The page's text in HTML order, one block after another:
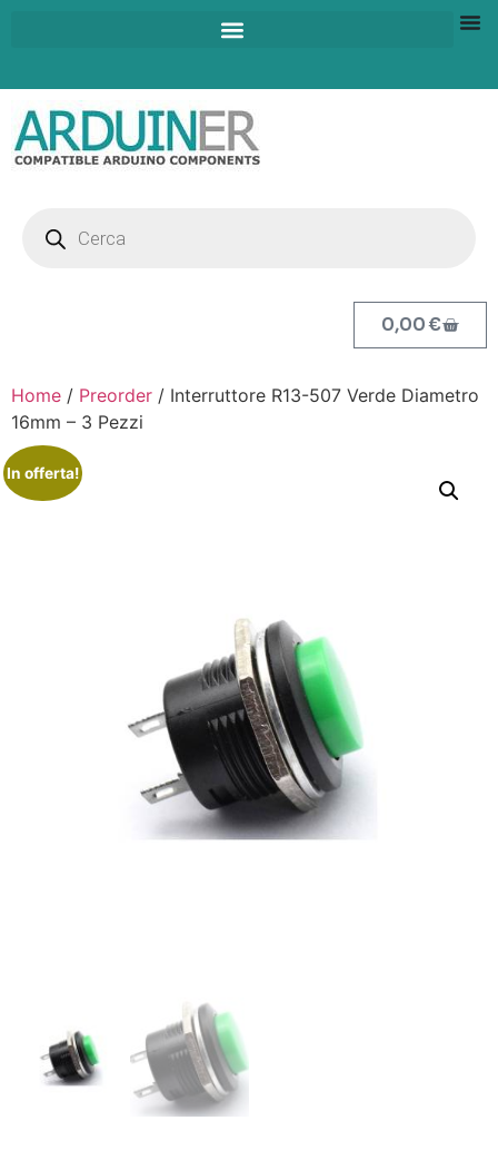
0,00€
Home / Preorder / Interruttore R13-507 Verde Diametro
16mm – 3 Pezzi
In offerta!